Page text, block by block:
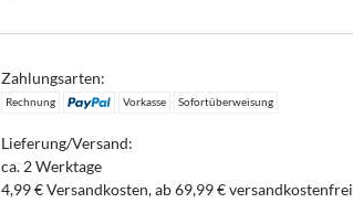
Zahlungsarten:
Rechnung Vorkasse Sofortüberweisung
Lieferung/Versand:
ca. 2 Werktage
4,99 € Versandkosten, ab 69,99 € versandkostenfrei